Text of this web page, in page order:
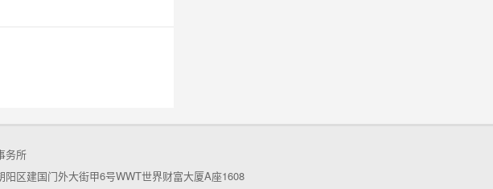
务所
阳区建国门外大街甲6号WWT世界财富大厦A座1608